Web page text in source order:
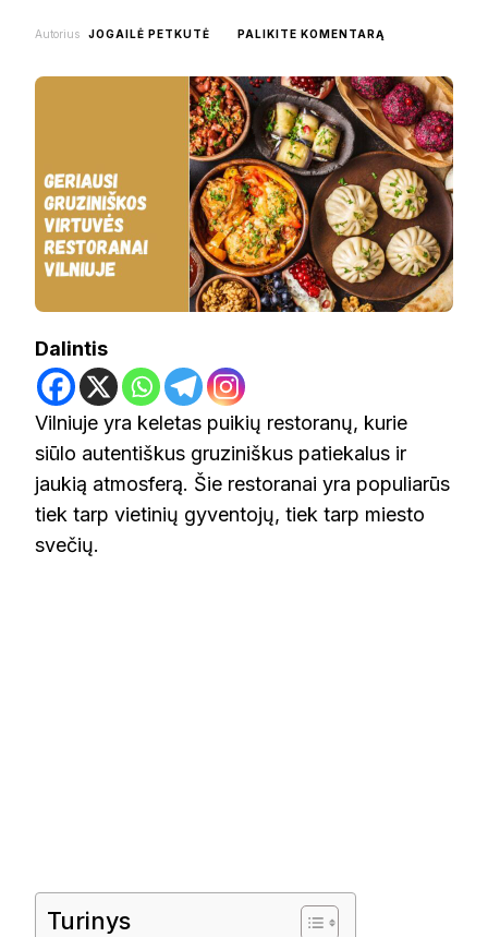
Autorius JOGAILĖ PETKUTĖ PALIKITE KOMENTARĄ
GRUZINIŠKOS
VIRTUVĖS
RESTORANAI
VILNIUJE
Dalintis
Vilniuje yra keletas puikių restoranų, kurie
siūlo autentiškus gruziniškus patiekalus ir
jaukią atmosferą. Šie restoranai yra populiarūs
tiek tarp vietinių gyventojų, tiek tarp miesto
svečių.
Turinys